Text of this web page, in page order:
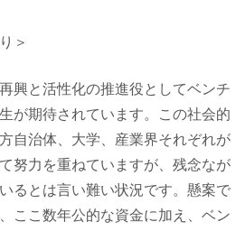
＞
興と活性化の推進役としてベンチ
が期待されています。この社会的
自治体、大学、産業界それぞれが
努力を重ねていますが、残念なが
るとは言い難い状況です。懸案で
ここ数年公的な資金に加え、ベン